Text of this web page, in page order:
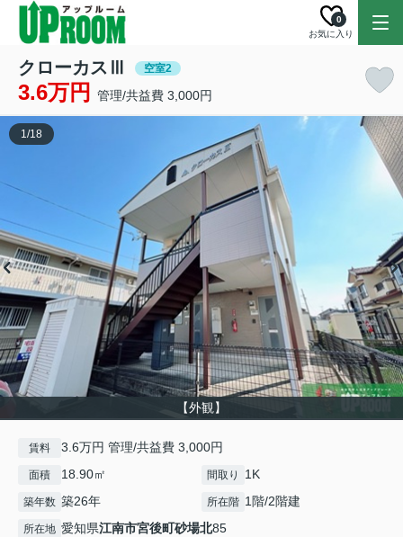
お気に入り
0
クローカスⅢ 空室2
3.6万円 管理/共益費 3,000円
【外観】
1/18
賃料 3.6万円 管理/共益費 3,000円
面積 18.90㎡ 間取り 1K
築年数 築26年 所在階 1階/2階建
所在地 愛知県江南市宮後町砂場北85